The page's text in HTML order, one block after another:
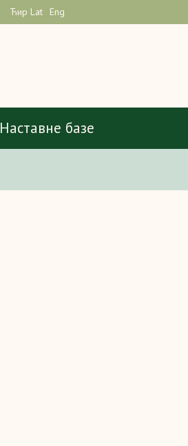
Ћир Lat Eng
Наставне базе